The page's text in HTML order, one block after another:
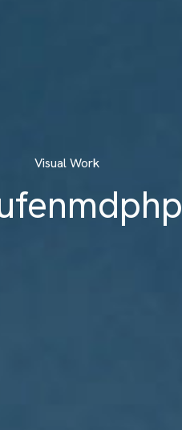
Visual Work